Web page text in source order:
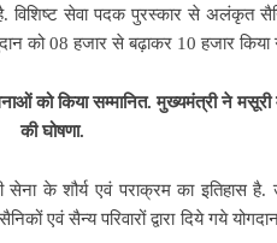
विशिष्ट सेवा पदक पुरस्कार से अलंकृत
को 08 हजार से बढ़ाकर 10 हजार किया
को किया सम्मानित. मुख्यमंत्री ने
की घोषणा.
सेना के शौर्य एवं पराक्रम का इतिहास
एवं सैन्य परिवारों द्वारा दिये गये